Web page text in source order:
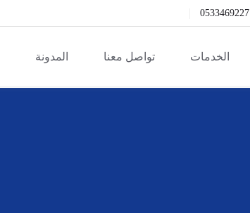
0533469227
الخدمات تواصل معنا المدونة